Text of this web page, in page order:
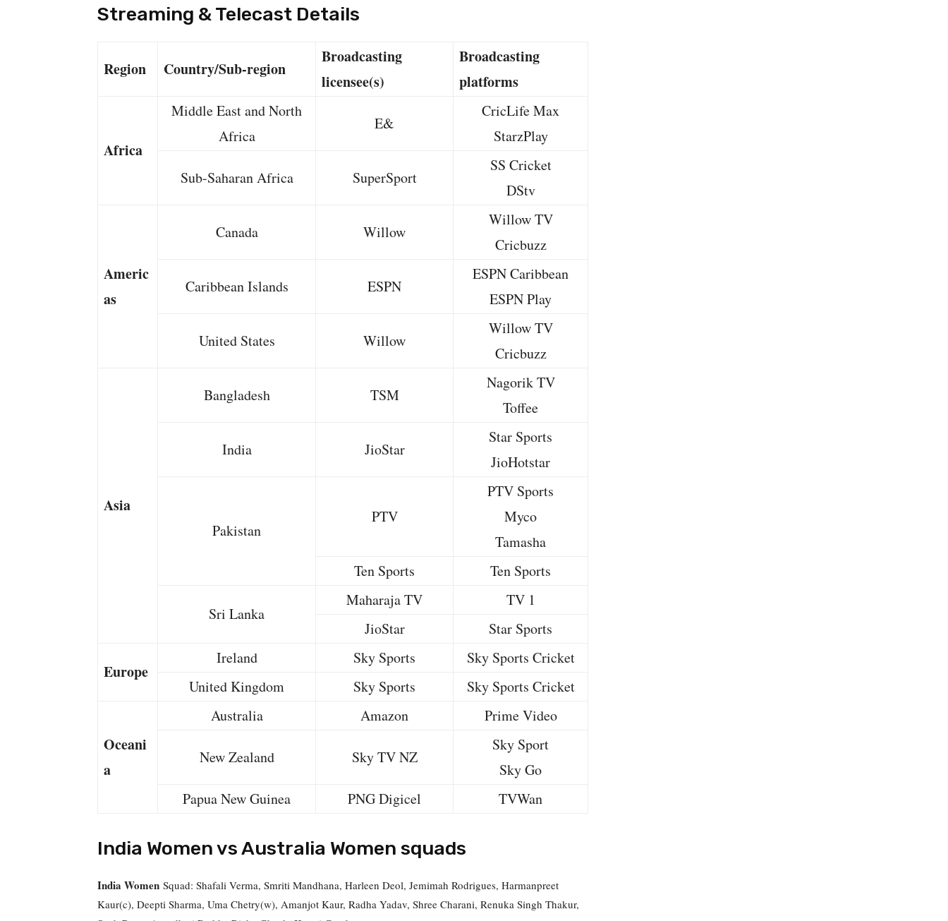
Streaming & Telecast Details
Region Country/Sub-region
Broadcasting
licensee(s)
Broadcasting
platforms
Africa
Middle East and North
Africa
E&
CricLife Max
StarzPlay
Sub-Saharan Africa SuperSport
SS Cricket
DStv
Americ
as
Canada Willow
Willow TV
Cricbuzz
Caribbean Islands ESPN
ESPN Caribbean
ESPN Play
United States Willow
Willow TV
Cricbuzz
Asia
Bangladesh TSM
Nagorik TV
Toffee
India JioStar
Star Sports
JioHotstar
Pakistan
PTV
PTV Sports
Myco
Tamasha
Ten Sports
Ten Sports
Sri Lanka
Maharaja TV
TV 1
JioStar
Star Sports
Europe
Ireland Sky Sports
Sky Sports Cricket
United Kingdom
Sky Sports Sky Sports Cricket
Oceani
a
Australia Amazon Prime Video
New Zealand Sky TV NZ
Sky Sport
Sky Go
Papua New Guinea
PNG Digicel TVWan
India Women vs Australia Women squads
India Women Squad: Shafali Verma, Smriti Mandhana, Harleen Deol, Jemimah Rodrigues, Harmanpreet
Kaur(c), Deepti Sharma, Uma Chetry(w), Amanjot Kaur, Radha Yadav, Shree Charani, Renuka Singh Thakur,